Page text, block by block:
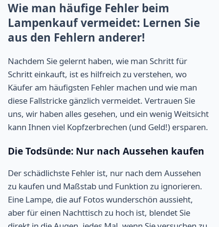
Wie man häufige Fehler beim
Lampenkauf vermeidet: Lernen Sie
aus den Fehlern anderer!
Nachdem Sie gelernt haben, wie man Schritt für
Schritt einkauft, ist es hilfreich zu verstehen, wo
Käufer am häufigsten Fehler machen und wie man
diese Fallstricke gänzlich vermeidet. Vertrauen Sie
uns, wir haben alles gesehen, und ein wenig Weitsicht
kann Ihnen viel Kopfzerbrechen (und Geld!) ersparen.
Die Todsünde: Nur nach Aussehen kaufen
Der schädlichste Fehler ist, nur nach dem Aussehen
zu kaufen und Maßstab und Funktion zu ignorieren.
Eine Lampe, die auf Fotos wunderschön aussieht,
aber für einen Nachttisch zu hoch ist, blendet Sie